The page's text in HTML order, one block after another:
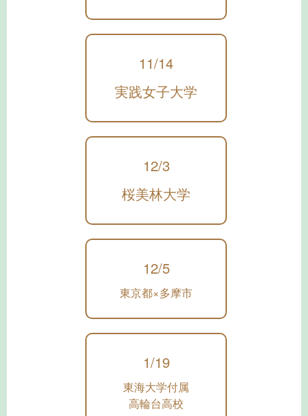
11/14
実践女子大学
12/3
桜美林大学
12/5
東京都×多摩市
1/19
東海大学付属
高輪台高校